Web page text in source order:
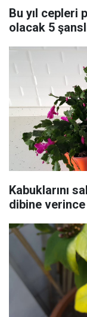
Bu yıl cepleri
olacak 5
Kabuklarını
dibine